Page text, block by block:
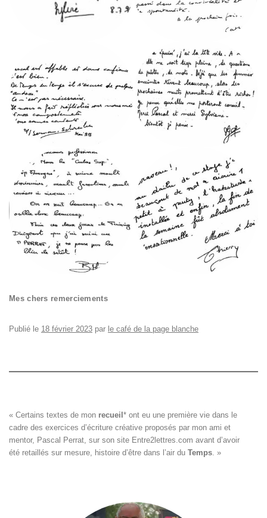
Mes chers remerciements
Publié le 18 février 2023 par le café de la page blanche
« Certains textes de mon recueil* ont eu une première vie dans le
cadre des exercices d’écriture créative proposés par mon ami et
mentor, Pascal Perrat, sur son site Entre2lettres.com avant d’avoir
été retaillés sur mesure, histoire d’être dans l’air du Temps . »